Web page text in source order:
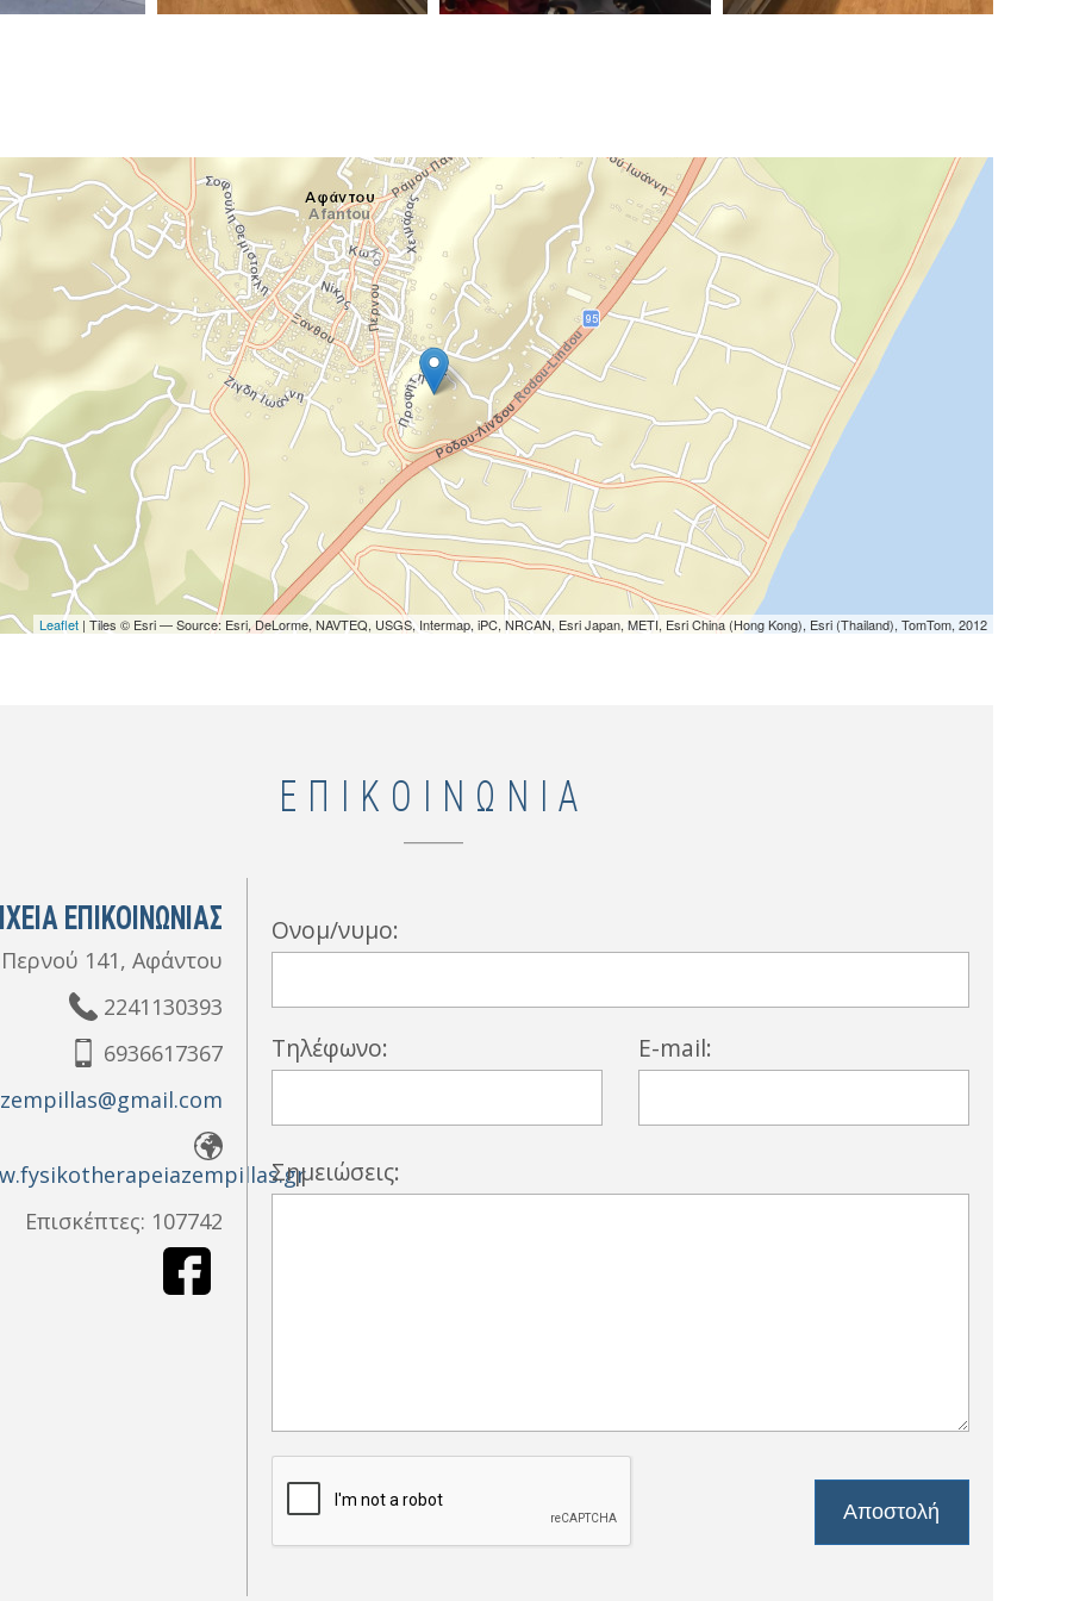
Leaflet | Tiles © Esri — Source: Esri, DeLorme, NAVTEQ, USGS, Intermap, iPC, NRCAN, Esri Japan, METI, Esri China (Hong Kong), Esri (Thailand), TomTom, 2012
ΕΠΙΚΟΙΝΩΝΙΑ
ΕΠΙΚΟΙΝΩΝΙΑΣ
Περνού 141, Αφάντου
2241130393
6936617367
Επισκέπτες: 107742
Ονομ/νυμο:
Τηλέφωνο: E-mail:
Σημειώσεις: